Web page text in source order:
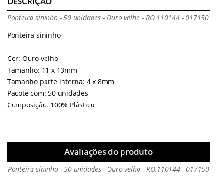
Ponteira sininho - 50 unidades - Ouro velho - RO.110144 - 017150
Ponteira sininho
Cor: Ouro velho
Tamanho: 11 x 13mm
Tamanho parte interna: 4 x 8mm
Pacote com: 50 unidades
Composição: 100% Plástico
Avaliações do produto
Ponteira sininho - 50 unidades - Ouro velho - RO.110144 - 017150